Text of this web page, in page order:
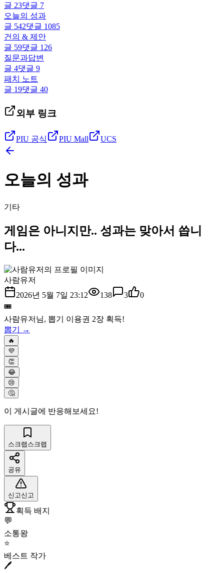
글 23댓글 7
오늘의 성과
글 542댓글 1085
건의 & 제안
글 59댓글 126
질문과답변
글 4댓글 9
패치 노트
글 19댓글 40
외부 링크
PIU 공식 PIU Mall UCS
오늘의 성과
기타
게임은 아니지만.. 성과는 맞아서 씁니
다...
사람유저
2026년 5월 7일 23:12
138 3
0
🎟️
사람유저 님, 뽑기 이용권 2장 획득!
뽑기 →
🔥
💜
👏
😂
😢
🤔
이 게시글에 반응해보세요!
스크랩 스크랩
공유
신고신고
획득 배지
💬
소통왕
⭐
베스트 작가
🖊️